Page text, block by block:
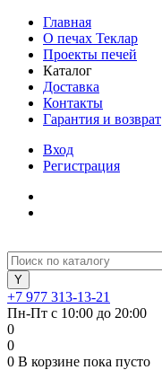
Главная
О печах Теклар
Проекты печей
Каталог
Доставка
Контакты
Гарантия и возврат
Вход
Регистрация
+7 977 313-13-21
Пн-Пт с 10:00 до 20:00
0
0
0 В корзине пока пусто